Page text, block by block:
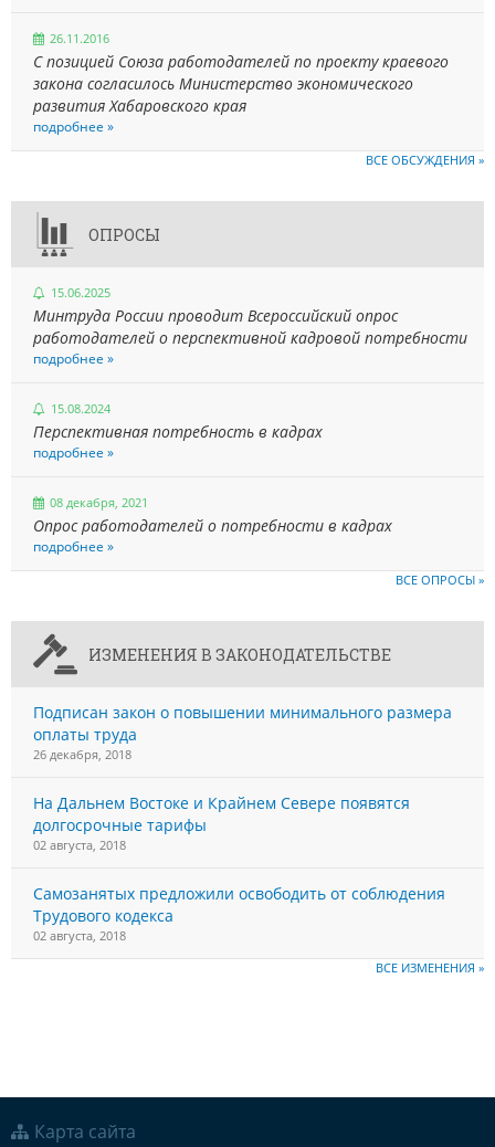
26.11.2016
С позицией Союза работодателей по проекту краевого
закона согласилось Министерство экономического
развития Хабаровского края
подробнее »
ВСЕ ОБСУЖДЕНИЯ »
ОПРОСЫ
15.06.2025
Минтруда России проводит Всероссийский опрос
работодателей о перспективной кадровой потребности
подробнее »
15.08.2024
Перспективная потребность в кадрах
подробнее »
08 декабря, 2021
Опрос работодателей о потребности в кадрах
подробнее »
ВСЕ ОПРОСЫ »
ИЗМЕНЕНИЯ В ЗАКОНОДАТЕЛЬСТВЕ
Подписан закон о повышении минимального размера
оплаты труда
26 декабря, 2018
На Дальнем Востоке и Крайнем Севере появятся
долгосрочные тарифы
02 августа, 2018
Самозанятых предложили освободить от соблюдения
Трудового кодекса
02 августа, 2018
ВСЕ ИЗМЕНЕНИЯ »
Карта сайта